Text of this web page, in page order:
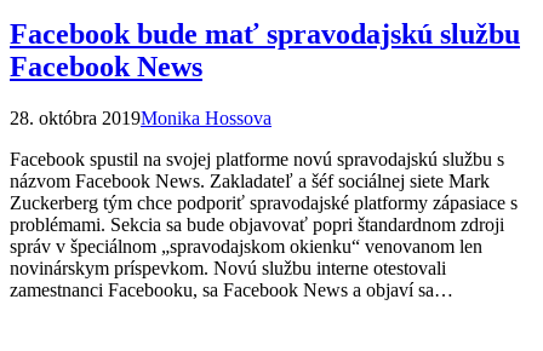
Facebook bude mať spravodajskú službu
Facebook News
28. októbra 2019Monika Hossova
Facebook spustil na svojej platforme novú spravodajskú službu s
názvom Facebook News. Zakladateľ a šéf sociálnej siete Mark
Zuckerberg tým chce podporiť spravodajské platformy zápasiace s
problémami. Sekcia sa bude objavovať popri štandardnom zdroji
správ v špeciálnom „spravodajskom okienku“ venovanom len
novinárskym príspevkom. Novú službu interne otestovali
zamestnanci Facebooku, sa Facebook News a objaví sa…